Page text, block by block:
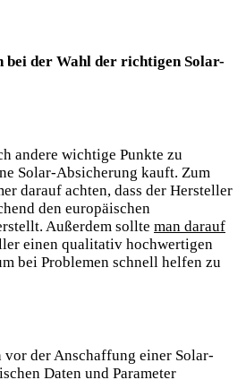
bei der Wahl ​der richtigen‍ Solar-
andere wichtige Punkte zu
Solar-Absicherung kauft. Zum
darauf⁢ achten, dass ⁣der Hersteller
den europäischen
Außerdem sollte man darauf
einen qualitativ hochwertigen
bei Problemen schnell helfen zu
vor‌ der Anschaffung einer Solar-
Daten und ‍Parameter